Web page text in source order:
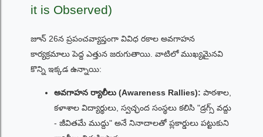
it is Observed)
జూన్ 26న ప్రపంచవ్యాప్తంగా వివిధ రకాల అవగాహన
కార్యక్రమాలు పెద్ద ఎత్తున జరుగుతాయి. వాటిలో ముఖ్యమైనవి
కొన్ని ఇక్కడ ఉన్నాయి:
అవగాహన ర్యాలీలు (Awareness Rallies): పాఠశాల,
కళాశాల విద్యార్థులు, స్వచ్ఛంద సంస్థలు కలిసి "డ్రగ్స్ వద్దు
- జీవితమే ముద్దు" అనే నినాదాలతో ప్లకార్డులు పట్టుకుని